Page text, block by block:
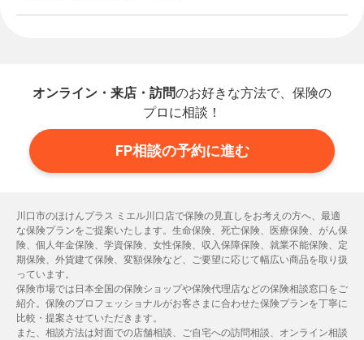
オンライン・来店・訪問のお好きな方法で、保険の
プロに相談！
FP相談の予約に進む
川口市のほけんプラス ミエル川口店で保険の見直しをお考えの方へ、最適
な保険プランをご提案いたします。生命保険、死亡保険、医療保険、がん保
険、個人年金保険、学資保険、女性保険、収入保障保険、就業不能保険、定
期保険、外貨建て保険、変額保険など、ご要望に応じて幅広い商品を取り扱
っています。
保険市場では日本全国の保険ショップや保険代理店などの保険相談窓口をご
紹介。保険のプロフェッショナルがお客さまに合わせた保険プランを丁寧に
比較・提案させていただきます。
また、相談方法は対面での店舗相談、ご自宅への訪問相談、オンライン相談